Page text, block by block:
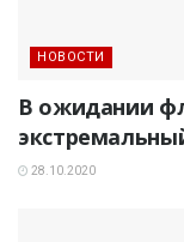
НОВОСТИ
В ожидании
28.10.2020